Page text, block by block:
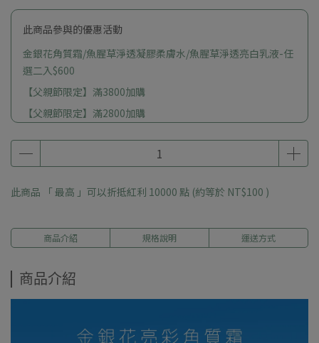
此商品參與的優惠活動
金銀花角質霜/魚腥草淨透凝膠柔膚水/魚腥草淨透亮白乳液-任
選二入$600
【父親節限定】滿3800加購
【父親節限定】滿2800加購
此商品 「 最高 」可以折抵紅利 10000 點 (約等於 NT$100 )
商品介紹 規格說明 運送方式
商品介紹